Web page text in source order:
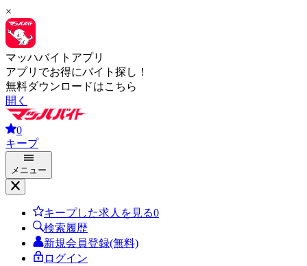
×
マッハバイトアプリ
アプリでお得にバイト探し！
無料ダウンロードはこちら
開く
0
キープ
メニュー
キープした求人を見る0
検索履歴
新規会員登録(無料)
ログイン